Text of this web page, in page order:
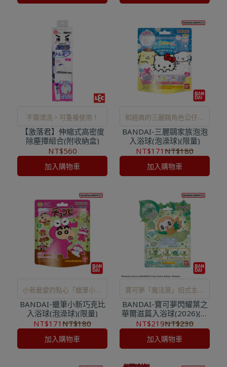
不需清洗，可重複使用！
【激落君】伸縮式高密度
除塵撢組合(附收納盒)
NT$560
加入購物車
和經典的三麗鷗角色公仔一
起享受草莓蛋糕香氣綿密泡
泡浴吧
BANDAI-三麗鷗家族泡泡
入浴球(泡澡球)(限量)
NT$171NT$180
加入購物車
小新最愛的點心「蠟筆小新
巧克比」主題入浴球
BANDAI-蠟筆小新巧克比
入浴球(泡澡球)(限量)
NT$171NT$180
加入購物車
寶可夢「魔法葉」招式主題
入浴球
BANDAI-寶可夢閃耀葉之
華爾滋篇入浴球(2026)(泡
澡球)
NT$219NT$230
加入購物車